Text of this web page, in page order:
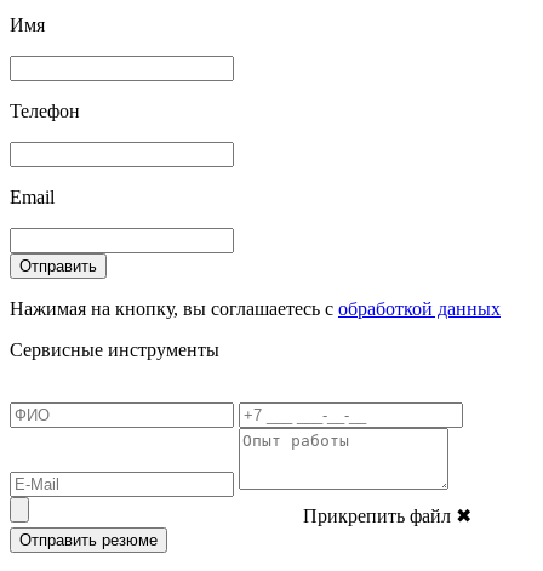
Имя
Телефон
Email
Отправить
Нажимая на кнопку, вы соглашаетесь с обработкой данных
Сервисные инструменты
Прикрепить файл ✖
Отправить резюме